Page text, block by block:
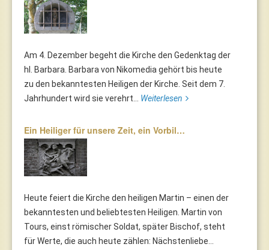
Am 4. Dezember begeht die Kirche den Gedenktag der
hl. Barbara. Barbara von Nikomedia gehört bis heute
zu den bekanntesten Heiligen der Kirche. Seit dem 7.
Jahrhundert wird sie verehrt... Weiterlesen
Ein Heiliger für unsere Zeit, ein Vorbil…
Heute feiert die Kirche den heiligen Martin – einen der
bekanntesten und beliebtesten Heiligen. Martin von
Tours, einst römischer Soldat, später Bischof, steht
für Werte, die auch heute zählen: Nächstenliebe...